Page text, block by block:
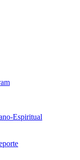
Espiritual